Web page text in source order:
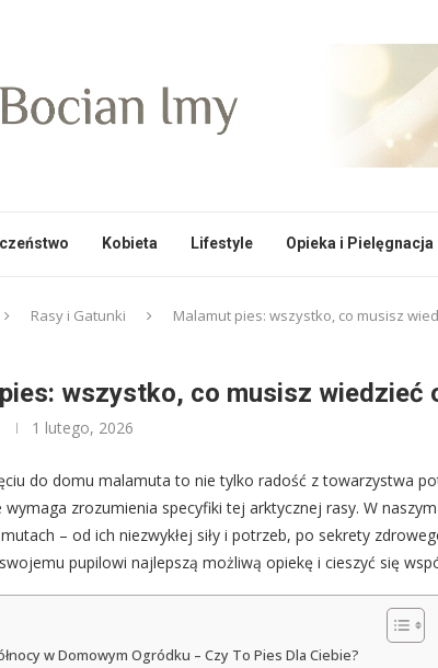
Kobieta Lifestyle Opieka i Pielęgnacja
Rasy i Gatunki
Malamut pies: wszystko, co musisz
wszystko, co musisz wiedzieć
1 lutego, 2026
do domu malamuta to nie tylko radość z towarzystwa
zrozumienia specyfiki tej arktycznej rasy. W
– od ich niezwykłej siły i potrzeb, po sekrety
pupilowi najlepszą możliwą opiekę i cieszyć się
w Domowym Ogródku – Czy To Pies Dla Ciebie?